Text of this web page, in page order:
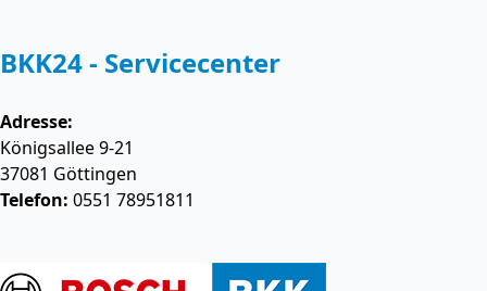
BKK24 - Servicecenter
Adresse:
Königsallee 9-21
37081 Göttingen
Telefon: 0551 78951811